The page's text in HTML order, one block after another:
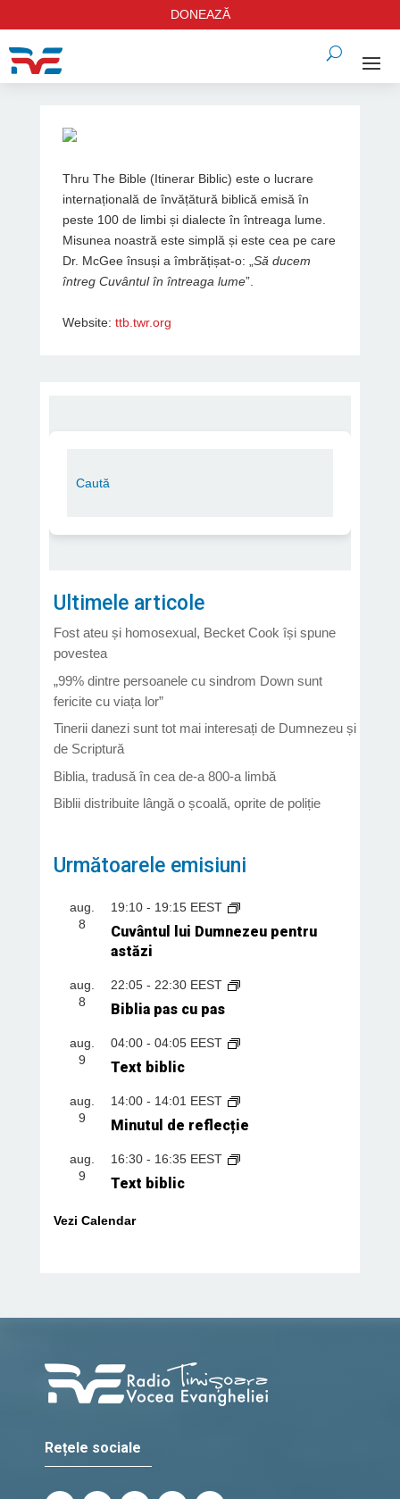
DONEAZĂ
Thru The Bible (Itinerar Biblic) este o lucrare
internațională de învățătură biblică emisă în
peste 100 de limbi și dialecte în întreaga lume.
Misunea noastră este simplă și este cea pe care
Dr. McGee însuși a îmbrățișat-o: „ Să ducem
întreg Cuvântul în întreaga lume”.
Website: ttb.twr.org
Ultimele articole
Fost ateu și homosexual, Becket Cook își spune
povestea
„99% dintre persoanele cu sindrom Down sunt
fericite cu viața lor”
Tinerii danezi sunt tot mai interesați de Dumnezeu și
de Scriptură
Biblia, tradusă în cea de-a 800-a limbă
Biblii distribuite lângă o școală, oprite de poliție
Următoarele emisiuni
aug.
8
19:10- 19:15 EEST
Cuvântul lui Dumnezeu pentru
astăzi
aug.
8
22:05- 22:30 EEST
Biblia pas cu pas
aug.
9
04:00- 04:05 EEST
Text biblic
aug.
9
14:00- 14:01 EEST
Minutul de reflecție
aug.
9
16:30- 16:35 EEST
Text biblic
Vezi Calendar
Rețele sociale